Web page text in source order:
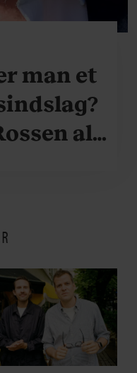
man et
alt